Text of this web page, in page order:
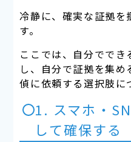
冷静に、確実な証拠を
す。
ここでは、自分でで
し、自分で証拠を集
偵に依頼する選択肢に
1. スマホ・
して確保する